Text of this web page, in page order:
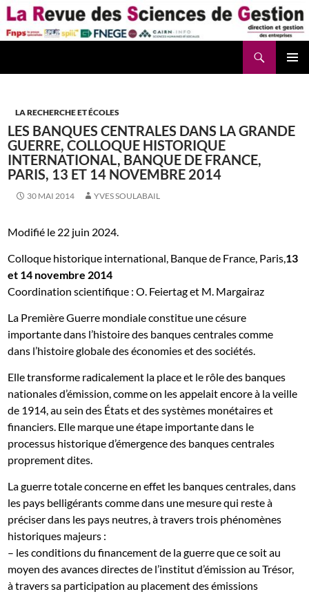
Aller
au
contenu
LA RECHERCHE ET ÉCOLES
LES BANQUES CENTRALES DANS LA GRANDE
GUERRE, COLLOQUE HISTORIQUE
INTERNATIONAL, BANQUE DE FRANCE,
PARIS, 13 ET 14 NOVEMBRE 2014
30 MAI 2014 YVES SOULABAIL
Modifié le 22 juin 2024.
Colloque historique international, Banque de France, Paris,13
et 14 novembre 2014
Coordination scientifique : O. Feiertag et M. Margairaz
La Première Guerre mondiale constitue une césure
importante dans l’histoire des banques centrales comme
dans l’histoire globale des économies et des sociétés.
Elle transforme radicalement la place et le rôle des banques
nationales d’émission, comme on les appelait encore à la veille
de 1914, au sein des États et des systèmes monétaires et
financiers. Elle marque une étape importante dans le
processus historique d’émergence des banques centrales
proprement dites.
La guerre totale concerne en effet les banques centrales, dans
les pays belligérants comme dans une mesure qui reste à
préciser dans les pays neutres, à travers trois phénomènes
historiques majeurs :
– les conditions du financement de la guerre que ce soit au
moyen des avances directes de l’institut d’émission au Trésor,
à travers sa participation au placement des émissions